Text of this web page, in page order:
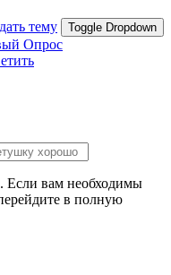
тему Toggle Dropdown
Опрос
Если вам необходимы
в полную